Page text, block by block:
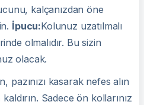
kalçanızdan öne
İpucu:Kolunuz uzatılmalı
olmalıdır. Bu sizin
olacak.
pazınızı kasarak nefes alın
Sadece ön kollarınız